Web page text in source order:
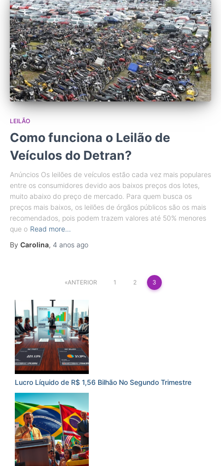
LEILÃO
Como funciona o Leilão de
Veículos do Detran?
Anúncios Os leilões de veículos estão cada vez mais populares
entre os consumidores devido aos baixos preços dos lotes,
muito abaixo do preço de mercado. Para quem busca os
preços mais baixos, os leilões de órgãos públicos são os mais
recomendados, pois podem trazem valores até 50% menores
que o Read more…
By Carolina, 4 anos ago
Paginação
de
posts
ANTERIOR 1 2 3
Lucro Líquido de R$ 1,56 Bilhão No Segundo Trimestre